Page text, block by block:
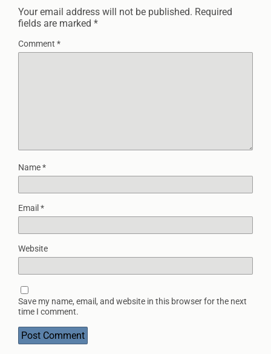
Your email address will not be published. Required
fields are marked *
Comment *
Name*
Email *
Website
Save my name, email, and website in this browser for the next
time I comment.